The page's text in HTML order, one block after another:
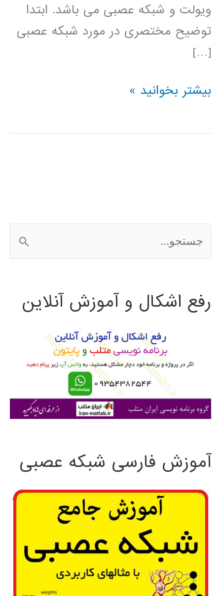
ویولت و شبکه عصبی می باشد. ابتدا
توضیح مختصری در مورد شبکه عصبی
[…]
شبکه
ویولت
بیشتر بخوانید »
س
ج
ی
رفع اشکال و آموزش آنلاین
آموزش فارسی شبکه عصبی